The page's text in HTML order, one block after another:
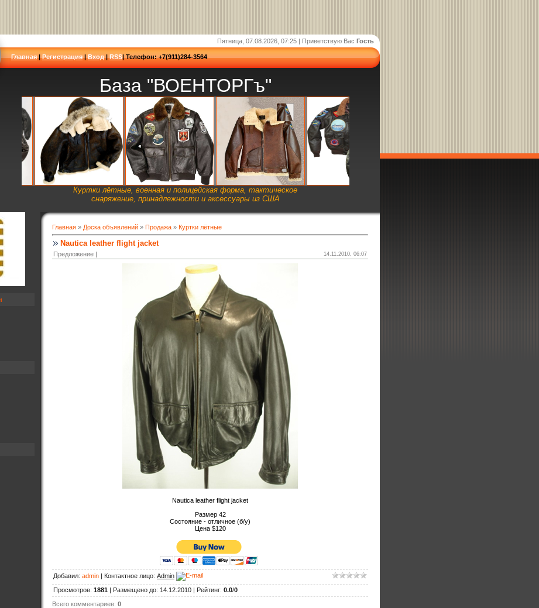
Пятница, 07.08.2026, 07:25 | Приветствую Вас Гость
Главная|Регистрация|Вход|RSS| Телефон: +7(911)284-3564
База "ВОЕНТОРГъ"
Куртки лётные, военная и полицейская форма, тактическое
снаряжение, принадлежности и аксессуары из США
Главная » Доска объявлений » Продажа » Куртки лётные
Nautica leather flight jacket
Предложение | 14.11.2010, 06:07
Nautica leather flight jacket
Размер 42
Состояние - отличное (б/у)
Цена $120
Добавил: admin | Контактное лицо: Admin
Просмотров: 1881 | Размещено до: 14.12.2010 | Рейтинг: 0.0/0
Всего комментариев: 0